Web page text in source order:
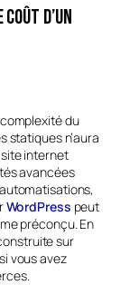
d’un
du
statiques n’aura
internet
avancées
WordPress peut
préconçu. En
sur
vous avez